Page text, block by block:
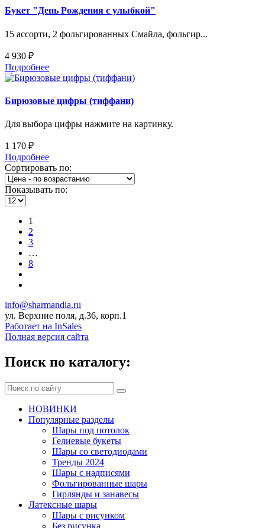
Букет "День Рождения с улыбкой"
15 ассорти, 2 фольгированных Смайла, фольгир...
4 930 ₽
Подробнее
Бирюзовые цифры (тиффани)
Для выбора цифры нажмите на картинку.
1 170 ₽
Подробнее
Сортировать по:
Показывать по:
1
2
3
…
8
info@sharmandia.ru
ул. Верхние поля, д.36, корп.1
Работает на InSales
Полная версия сайта
Поиск по каталогу:
НОВИНКИ
Популярные разделы
Шары под потолок
Гелиевые букеты
Шары со светодиодами
Тренды 2024
Шары с надписями
Фольгированные шары
Гирлянды и занавесы
Латексные шары
Шары с рисунком
Без рисунка